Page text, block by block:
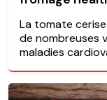
La tomate
de nombreuses
maladies